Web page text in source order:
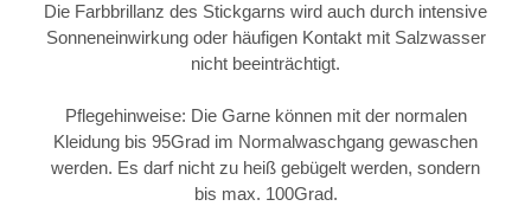
Die Farbbrillanz des Stickgarns wird auch durch intensive
Sonneneinwirkung oder häufigen Kontakt mit Salzwasser
nicht beeinträchtigt.
Pflegehinweise: Die Garne können mit der normalen
Kleidung bis 95Grad im Normalwaschgang gewaschen
werden. Es darf nicht zu heiß gebügelt werden, sondern
bis max. 100Grad.